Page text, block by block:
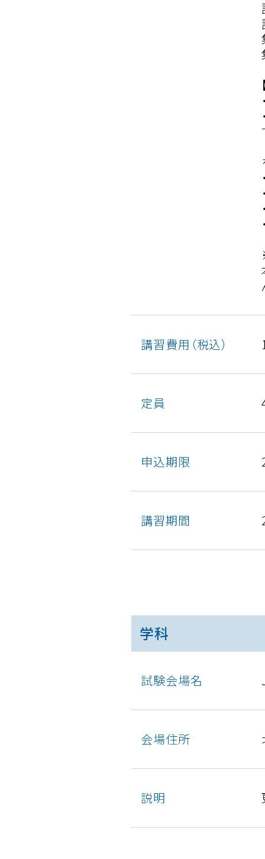
講習費用（税込）
定員
申込期限
講習期間
学科
試験会場名
会場住所
説明